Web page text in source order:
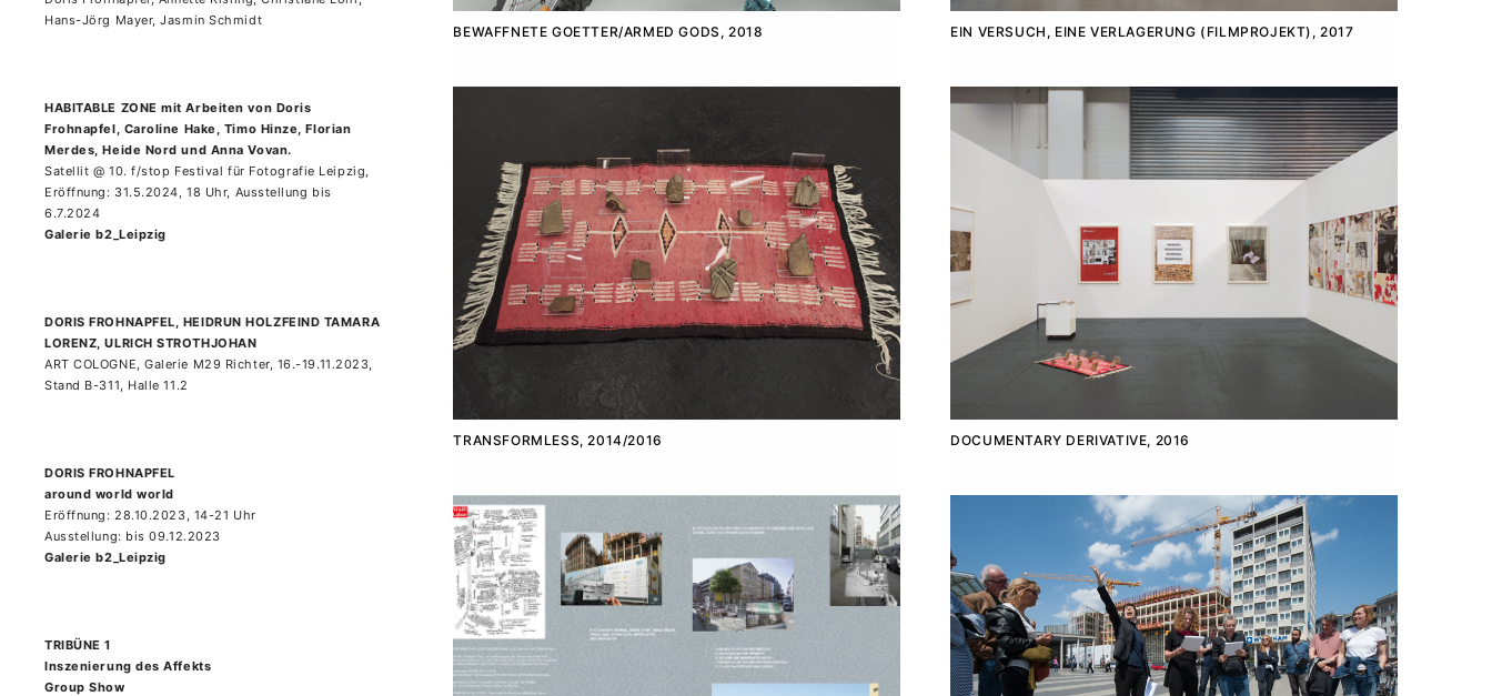
BEWAFFNETE GOETTER/ARMED GODS, 2018 EIN VERSUCH, EINE VERLAGERUNG (FILMPROJEKT), 2017
TRANSFORMLESS, 2014/2016 DOCUMENTARY DERIVATIVE, 2016
Hans-Jörg Mayer, Jasmin Schmidt
HABITABLE ZONE mit Arbeiten von Doris
Frohnapfel, Caroline Hake, Timo Hinze, Florian
Merdes, Heide Nord und Anna Vovan.
Satellit @ 10. f/stop Festival für Fotografie Leipzig,
Eröffnung: 31.5.2024, 18 Uhr, Ausstellung bis
6.7.2024
Galerie b2_Leipzig
DORIS FROHNAPFEL, HEIDRUN HOLZFEIND TAMARA
LORENZ, ULRICH STROTHJOHAN
ART COLOGNE, Galerie M29 Richter, 16.-19.11.2023,
Stand B-311, Halle 11.2
DORIS FROHNAPFEL
around world world
Eröffnung: 28.10.2023, 14-21 Uhr
Ausstellung: bis 09.12.2023
Galerie b2_Leipzig
TRIBÜNE 1
Inszenierung des Affekts
Group Show